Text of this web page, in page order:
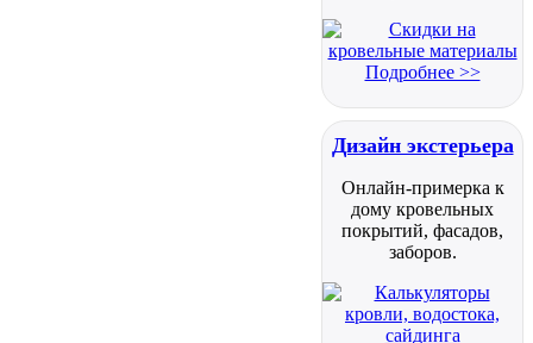
Подробнее >>
Дизайн экстерьера
Онлайн-примерка к
дому кровельных
покрытий, фасадов,
заборов.